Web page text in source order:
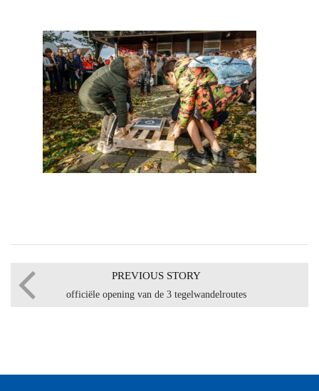
PREVIOUS STORY
officiële opening van de 3 tegelwandelroutes